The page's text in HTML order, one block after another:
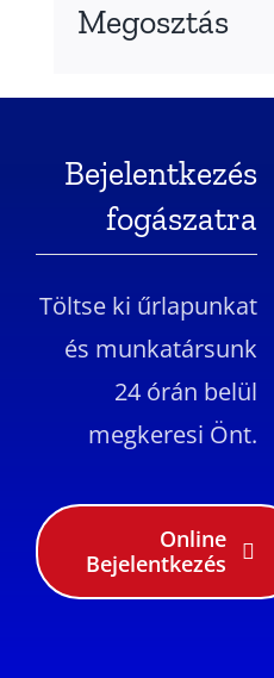
Megosztás
Bejelentkezés
fogászatra
Töltse ki űrlapunkat
és munkatársunk
24 órán belül
megkeresi Önt.
Online
Bejelentkezés